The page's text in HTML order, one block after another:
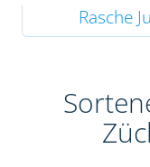
Rasche